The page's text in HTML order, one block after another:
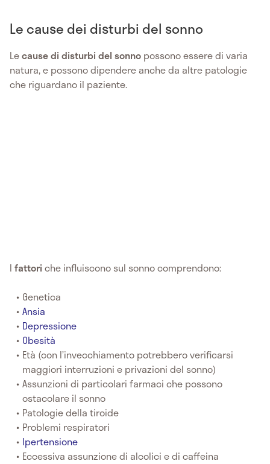
Le cause dei disturbi del sonno
Lecause di disturbi del sonno possono essere di varia
natura, e possono dipendere anche da altre patologie
che riguardano il paziente.
I fattoriche influiscono sul sonno comprendono:
Genetica
Ansia
Depressione
Obesità
Età (con l’invecchiamento potrebbero verificarsi
maggiori interruzioni e privazioni del sonno)
Assunzioni di particolari farmaci che possono
ostacolare il sonno
Patologie della tiroide
Problemi respiratori
Ipertensione
Eccessiva assunzione di alcolici e di caffeina